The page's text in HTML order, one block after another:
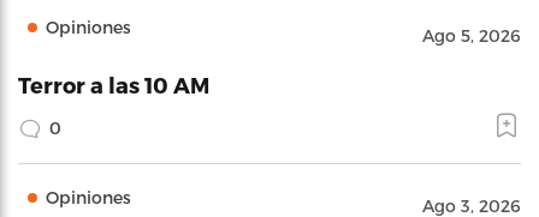
Opiniones Ago 5, 2026
Terror a las 10 AM
0
Opiniones Ago 3, 2026